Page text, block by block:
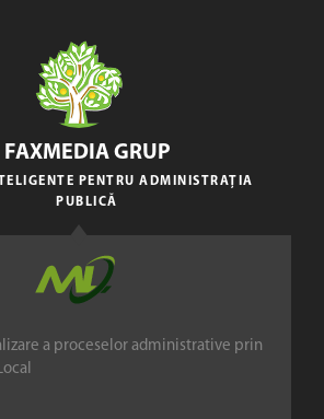
a proceselor administrative prin
FAXMEDIA GRUP
PENTRU ADMINISTRAȚIA
PUBLICĂ